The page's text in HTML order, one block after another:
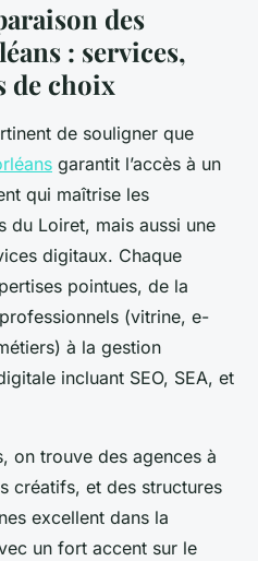
des
: services,
de choix
de souligner que
garantit l’accès à un
qui maîtrise les
du Loiret, mais aussi une
digitaux. Chaque
pointues, de la
(vitrine, e-
à la gestion
incluant SEO, SEA, et
on trouve des agences à
créatifs, et des structures
excellent dans la
un fort accent sur le